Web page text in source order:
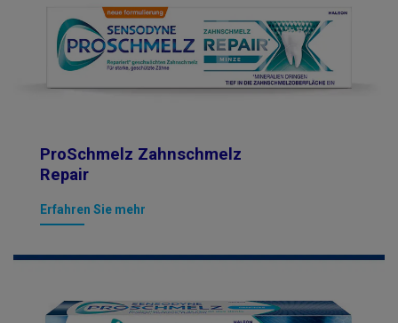
ProSchmelz Zahnschmelz
Repair
Erfahren Sie mehr